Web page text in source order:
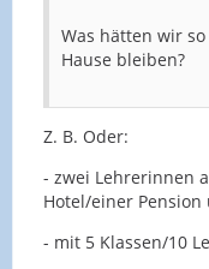
Was hätten wir
Hause bleiben?
Z. B. Oder:
- zwei Lehrerinnen
Hotel/einer
- mit 5 Klassen/10